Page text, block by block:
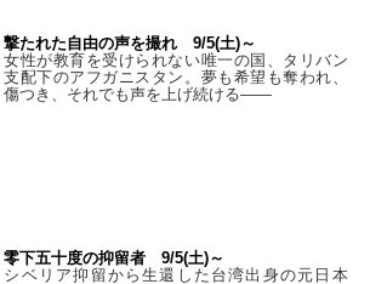
撃たれた自由の声を撮れ 9/5(土)～
女性が教育を受けられない唯一の国、タリバン
支配下のアフガニスタン。夢も希望も奪われ、
傷つき、それでも声を上げ続ける——
零下五十度の抑留者 9/5(土)～
シベリア抑留から生還した台湾出身の元日本